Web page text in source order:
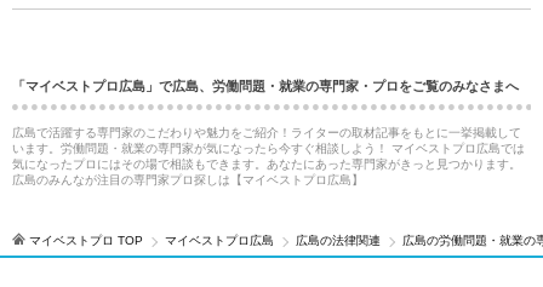
「マイベストプロ広島」で広島、労働問題・就業の専門家・プロをご覧のみなさまへ
広島で活躍する専門家のこだわりや魅力をご紹介！ライターの取材記事をもとに一挙掲載して
います。労働問題・就業の専門家が気になったら今すぐ相談しよう！ マイベストプロ広島では
気になったプロにはその場で相談もできます。あなたにあった専門家がきっと見つかります。
広島のみんなが注目の専門家プロ探しは【マイベストプロ広島】
マイベストプロ TOP マイベストプロ広島 広島の法律関連 広島の労働問題・就業の